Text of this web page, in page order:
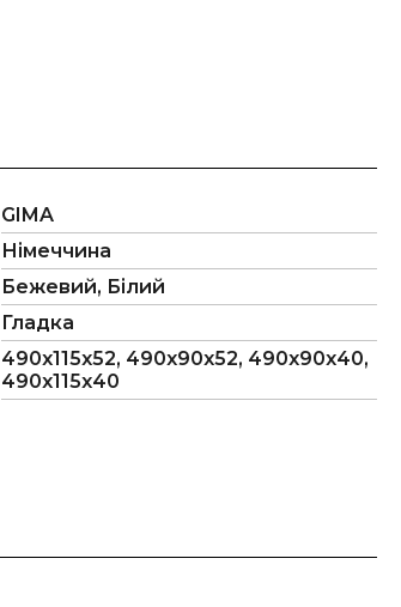
GIMA
Німеччина
Бежевий, Білий
Гладка
490х115х52, 490х90х52, 490х90х40,
490х115х40